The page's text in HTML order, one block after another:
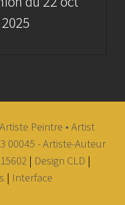
Peintre • Artist
00045 - Artiste-Auteur
| Design CLD |
| Interface